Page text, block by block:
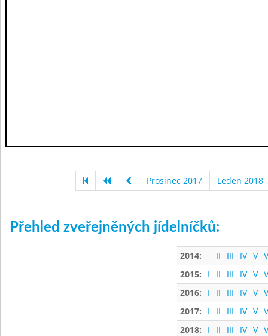
Prosinec 2017 Leden 2018
Přehled zveřejněných jídelníčků:
2014: II III IV V
2015:
I II III IV V
2016:
I II III IV V
2017:
I II III IV V
2018:
I II III IV V